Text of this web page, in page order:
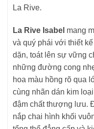
La Rive.
La Rive Isabel mang
và quý phái với thiết
dặn, toát lên sự vững
những đường cong
hoa màu hồng rõ qua
cùng nhãn dán kim
đậm chất thượng lưu.
nắp chai hình khối